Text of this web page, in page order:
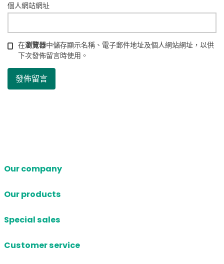
個人網站網址
在瀏覽器中儲存顯示名稱、電子郵件地址及個人網站網址，以供
下次發佈留言時使用。
Our company
Our products
Special sales
Customer service